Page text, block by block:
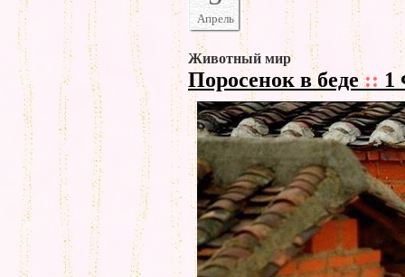
Апрель
Животный мир
Поросенок в беде:: 1